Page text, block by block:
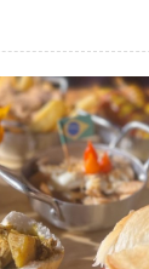
de
comida
de
buteco
a
céu
aberto